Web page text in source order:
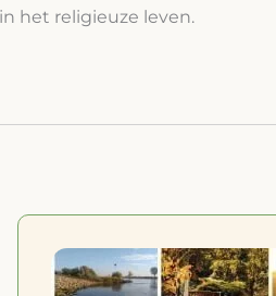
het religieuze leven.